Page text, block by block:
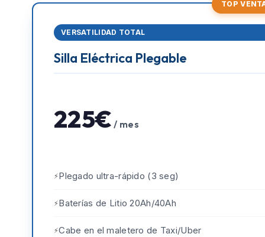
TOP
VERSATILIDAD TOTAL
Silla Eléctrica Plegable
225€ / mes
Plegado ultra-rápido (3 seg)
Baterías de Litio 20Ah/40Ah
Cabe en el maletero de Taxi/Uber